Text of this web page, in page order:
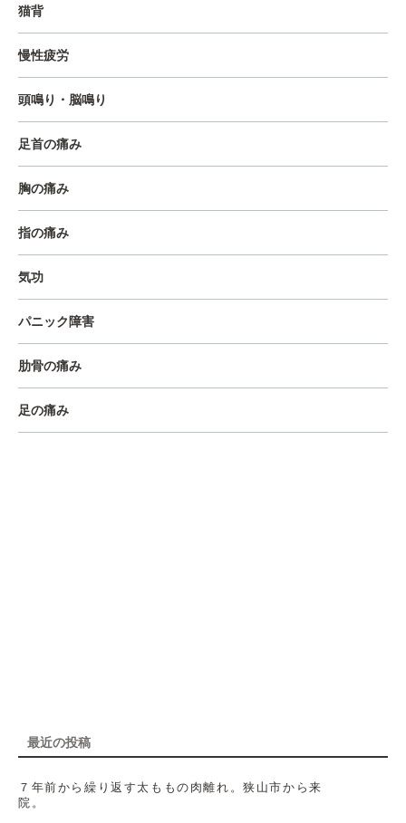
猫背
慢性疲労
頭鳴り・脳鳴り
足首の痛み
胸の痛み
指の痛み
気功
パニック障害
肋骨の痛み
足の痛み
最近の投稿
７年前から繰り返す太ももの肉離れ。狭山市から来
院。